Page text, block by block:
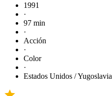
1991
·
97 min
·
Acción
·
Color
·
Estados Unidos / Yugoslavia